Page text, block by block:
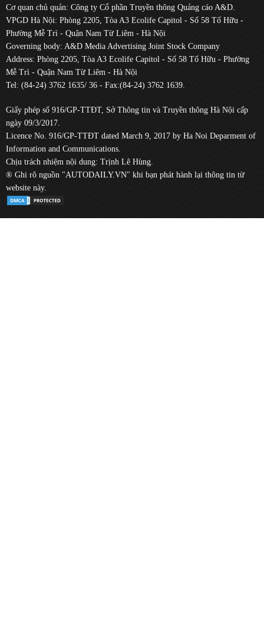
Cơ quan chủ quản: Công ty Cổ phần Truyền thông Quảng cáo A&D.
VPGD Hà Nội: Phòng 2205, Tòa A3 Ecolife Capitol - Số 58 Tố Hữu -
Phường Mễ Trì - Quận Nam Từ Liêm - Hà Nội
Governing body: A&D Media Advertising Joint Stock Company
Address: Phòng 2205, Tòa A3 Ecolife Capitol - Số 58 Tố Hữu - Phường
Mễ Trì - Quận Nam Từ Liêm - Hà Nội
Tel: (84-24) 3762 1635/ 36 - Fax:(84-24) 3762 1639.
Giấy phép số 916/GP-TTĐT, Sở Thông tin và Truyền thông Hà Nội cấp
ngày 09/3/2017.
Licence No. 916/GP-TTĐT dated March 9, 2017 by Ha Noi Deparment of
Information and Communications.
Chịu trách nhiệm nội dung: Trịnh Lê Hùng.
® Ghi rõ nguồn "AUTODAILY.VN" khi bạn phát hành lại thông tin từ
website này.